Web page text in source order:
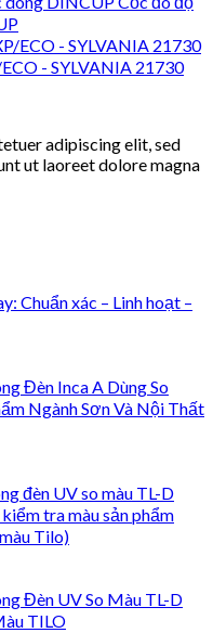
- SYLVANIA 21730
adipiscing elit, sed
ut laoreet dolore magna
Chuẩn xác – Linh hoạt –
Đèn Inca A Dùng So
Ngành Sơn Và Nội Thất
đèn UV so màu TL-D
tra màu sản phẩm
Tilo)
Đèn UV So Màu TL-D
TILO